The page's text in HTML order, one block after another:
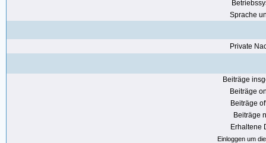
Sprache
Private
Beiträge
Beiträge
Beiträge
Beiträge
Erhaltene
Einloggen um